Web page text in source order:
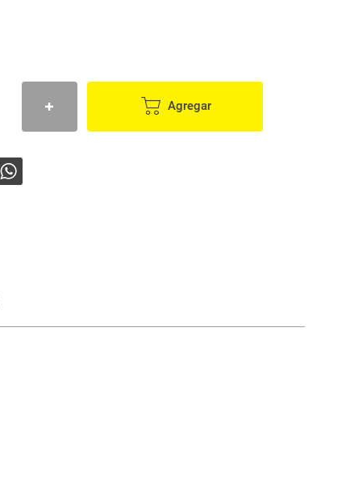
Agregar